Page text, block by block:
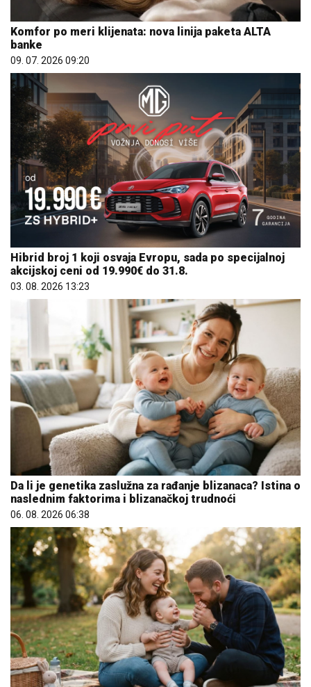
Komfor po meri klijenata: nova linija paketa ALTA
banke
09. 07. 2026 09:20
Hibrid broj 1 koji osvaja Evropu, sada po specijalnoj
akcijskoj ceni od 19.990€ do 31.8.
03. 08. 2026 13:23
Da li je genetika zaslužna za rađanje blizanaca? Istina o
naslednim faktorima i blizanačkoj trudnoći
06. 08. 2026 06:38